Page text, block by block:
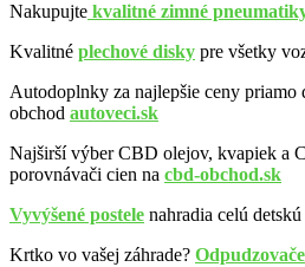
Nakupujte kvalitné zimné
Kvalitné plechové disky pre všetky
Autodoplnky za najlepšie ceny priamo
obchod autoveci.sk
Najširší výber CBD olejov, kvapiek a
porovnávači cien na cbd-obchod.sk
Vyvýšené postele nahradia celú
Krtko vo vašej záhrade? Odpudzovače